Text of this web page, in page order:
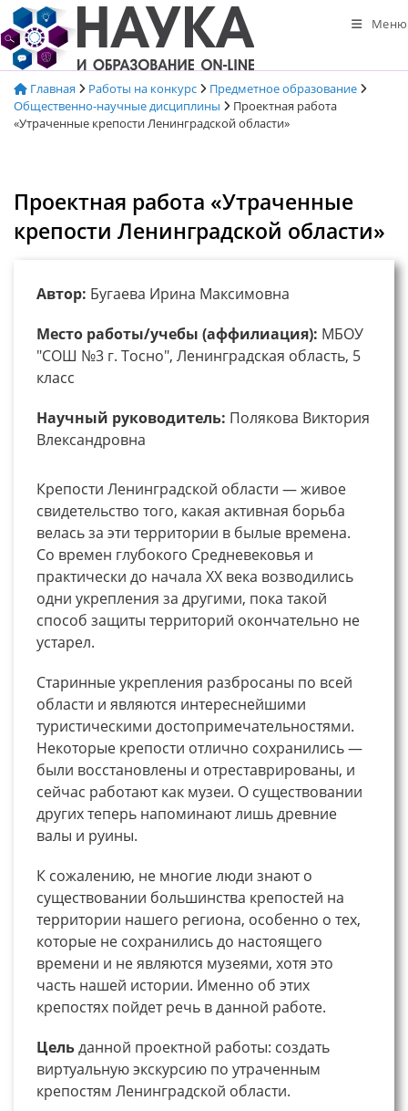
Перейти
к
содержимому
Меню
Главная Работы на конкурс
Предметное образование
Общественно-научные дисциплины
Проектная работа
«Утраченные крепости Ленинградской области»
Проектная работа «Утраченные
крепости Ленинградской области»
Автор: Бугаева Ирина Максимовна
Место работы/учебы (аффилиация): МБОУ
"СОШ №3 г. Тосно", Ленинградская область, 5
класс
Научный руководитель: Полякова Виктория
Влександровна
Крепости Ленинградской области — живое
свидетельство того, какая активная борьба
велась за эти территории в былые времена.
Со времен глубокого Средневековья и
практически до начала XX века возводились
одни укрепления за другими, пока такой
способ защиты территорий окончательно не
устарел.
Старинные укрепления разбросаны по всей
области и являются интереснейшими
туристическими достопримечательностями.
Некоторые крепости отлично сохранились —
были восстановлены и отреставрированы, и
сейчас работают как музеи. О существовании
других теперь напоминают лишь древние
валы и руины.
К сожалению, не многие люди знают о
существовании большинства крепостей на
территории нашего региона, особенно о тех,
которые не сохранились до настоящего
времени и не являются музеями, хотя это
часть нашей истории. Именно об этих
крепостях пойдет речь в данной работе.
Цельданной проектной работы: создать
виртуальную экскурсию по утраченным
крепостям Ленинградской области.